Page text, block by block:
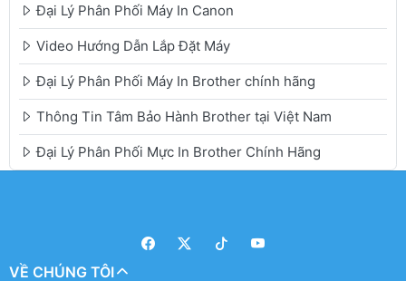
Đại Lý Phân Phối Máy In Canon
Video Hướng Dẫn Lắp Đặt Máy
Đại Lý Phân Phối Máy In Brother chính hãng
Thông Tin Tâm Bảo Hành Brother tại Việt Nam
Đại Lý Phân Phối Mực In Brother Chính Hãng
VỀ CHÚNG TÔI